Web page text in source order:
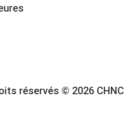
réservés © 2026 CHNC